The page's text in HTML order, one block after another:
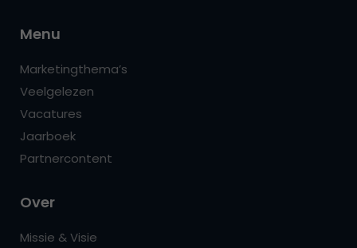
Menu
Marketingthema’s
Veelgelezen
Vacatures
Jaarboek
Partnercontent
Over
Missie & Visie